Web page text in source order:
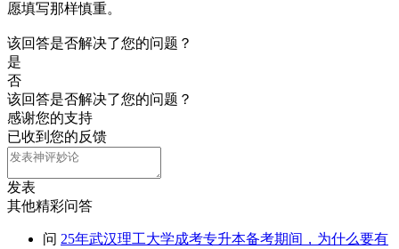
愿填写那样慎重。
该回答是否解决了您的问题？
是
否
该回答是否解决了您的问题？
感谢您的支持
已收到您的反馈
发表
其他精彩问答
问 25年武汉理工大学成考专升本备考期间，为什么要有